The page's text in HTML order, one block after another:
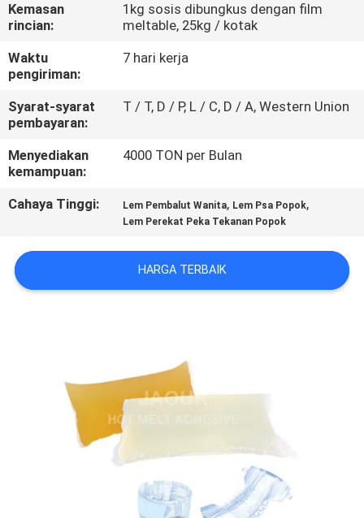
HUBUNGI
KAMI
BERITA
KASUS-
KASUS
PERMINTAAN
PENAWARAN
PRIVASI
Kemasan
rincian:
1kg sosis dibungkus dengan film
meltable, 25kg / kotak
Waktu
pengiriman:
7 hari kerja
Syarat-syarat
pembayaran:
T / T, D / P, L / C, D / A, Western Union
Menyediakan
kemampuan:
4000 TON per Bulan
Cahaya Tinggi: Lem Pembalut Wanita, Lem Psa Popok,
Lem Perekat Peka Tekanan Popok
HARGA TERBAIK